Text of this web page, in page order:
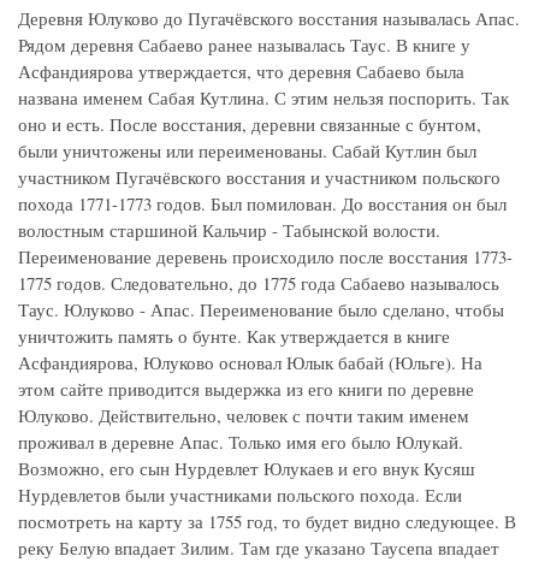
Деревня Юлуково до Пугачёвского восстания называлась Апас.
Рядом деревня Сабаево ранее называлась Таус. В книге у
Асфандиярова утверждается, что деревня Сабаево была
названа именем Сабая Кутлина. С этим нельзя поспорить. Так
оно и есть. После восстания, деревни связанные с бунтом,
были уничтожены или переименованы. Сабай Кутлин был
участником Пугачёвского восстания и участником польского
похода 1771-1773 годов. Был помилован. До восстания он был
волостным старшиной Кальчир - Табынской волости.
Переименование деревень происходило после восстания 1773-
1775 годов. Следовательно, до 1775 года Сабаево называлось
Таус. Юлуково - Апас. Переименование было сделано, чтобы
уничтожить память о бунте. Как утверждается в книге
Асфандиярова, Юлуково основал Юлык бабай (Юльге). На
этом сайте приводится выдержка из его книги по деревне
Юлуково. Действительно, человек с почти таким именем
проживал в деревне Апас. Только имя его было Юлукай.
Возможно, его сын Нурдевлет Юлукаев и его внук Кусяш
Нурдевлетов были участниками польского похода. Если
посмотреть на карту за 1755 год, то будет видно следующее. В
реку Белую впадает Зилим. Там где указано Таусепа впадает